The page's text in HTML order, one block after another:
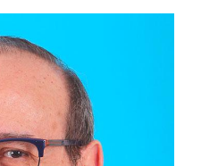
cliente espera de nosotros, la
y el respeto al trabajador.
Santos
y metodología Lean.-
Lean: Cambio de mentalidad